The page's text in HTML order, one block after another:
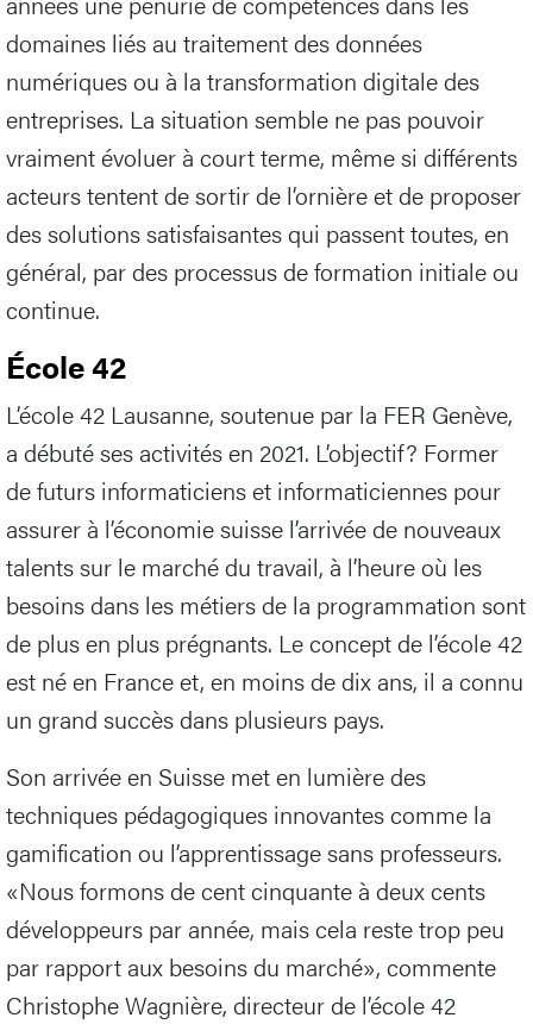
domaines liés au traitement des données
numériques ou à la transformation digitale des
entreprises. La situation semble ne pas pouvoir
vraiment évoluer à court terme, même si différents
acteurs tentent de sortir de l’ornière et de proposer
des solutions satisfaisantes qui passent toutes, en
général, par des processus de formation initiale ou
continue.
École 42
L’école 42 Lausanne, soutenue par la FER Genève,
a débuté ses activités en 2021. L’objectif? Former
de futurs informaticiens et informaticiennes pour
assurer à l’économie suisse l’arrivée de nouveaux
talents sur le marché du travail, à l’heure où les
besoins dans les métiers de la programmation sont
de plus en plus prégnants. Le concept de l’école 42
est né en France et, en moins de dix ans, il a connu
un grand succès dans plusieurs pays.
Son arrivée en Suisse met en lumière des
techniques pédagogiques innovantes comme la
gamification ou l’apprentissage sans professeurs.
«Nous formons de cent cinquante à deux cents
développeurs par année, mais cela reste trop peu
par rapport aux besoins du marché», commente
Christophe Wagnière, directeur de l’école 42